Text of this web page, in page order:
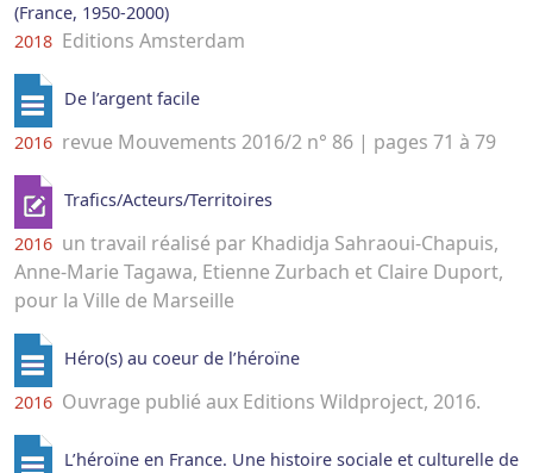
(France, 1950-2000)
2018 Editions Amsterdam
De l’argent facile
2016 revue Mouvements 2016/2 n° 86 | pages 71 à 79
Trafics/Acteurs/Territoires
2016 un travail réalisé par Khadidja Sahraoui-Chapuis,
Anne-Marie Tagawa, Etienne Zurbach et Claire Duport,
pour la Ville de Marseille
Héro(s) au coeur de l’héroïne
2016 Ouvrage publié aux Editions Wildproject, 2016.
L’héroïne en France. Une histoire sociale et culturelle de